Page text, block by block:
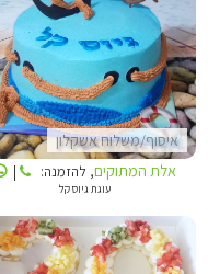
איסוף/משלוח אשקלון
אלת המתוקים
אלת המתוקים, להזמנה: |
עוגת גיוס קל